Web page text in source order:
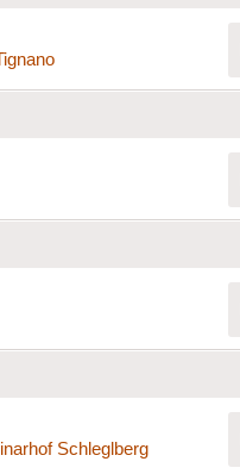
Schleglberg